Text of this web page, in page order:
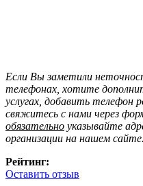
Если Вы заметили
телефонах, хотите
услугах, добавить телефон
свяжитесь с нами через
обязательно указывайте
организации на нашем сайте.
Рейтинг:
Оставить отзыв